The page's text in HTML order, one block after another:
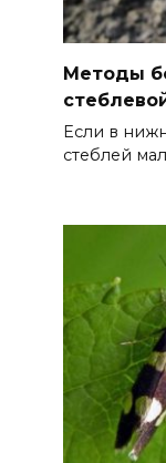
Методы
Если в
стеблей